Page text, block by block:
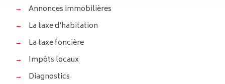
→
Annonces immobilières
→
La taxe d'habitation
→
La taxe foncière
→
Impôts locaux
→
Diagnostics